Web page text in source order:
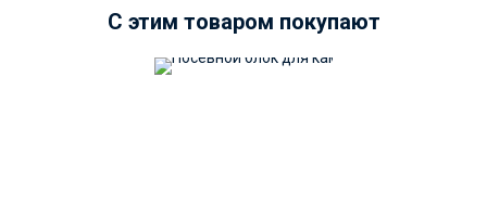
C этим товаром покупают